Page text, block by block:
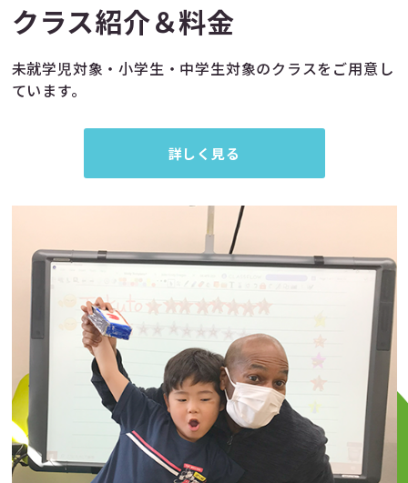
クラス紹介＆料金
未就学児対象・小学生・中学生対象のクラスをご用意し
ています。
詳しく見る